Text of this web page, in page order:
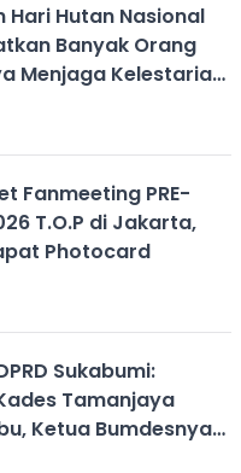
Hari Hutan Nasional
Banyak Orang
Menjaga Kelestarian
Fanmeeting PRE-
T.O.P di Jakarta,
Photocard
Sukabumi:
Tamanjaya
Ketua Bumdesnya
Dugaan Narkoba